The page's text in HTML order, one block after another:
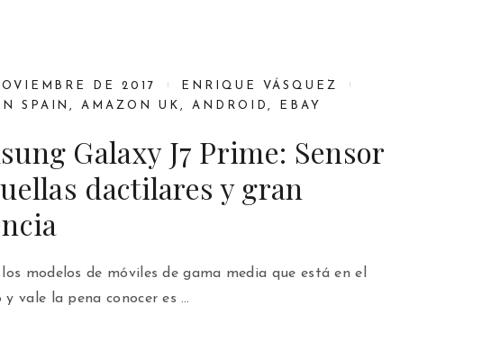
DE 2017
ENRIQUE VÁSQUEZ
SPAIN,AMAZON UK , ANDROID, EBAY
Galaxy J7 Prime: Sensor
dactilares y gran
modelos de móviles de gama media que está en el
y vale la pena conocer es …